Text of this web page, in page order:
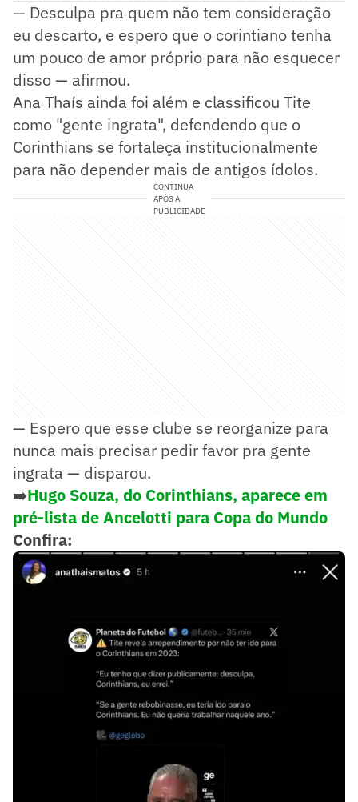
— Desculpa pra quem não tem consideração
eu descarto, e espero que o corintiano tenha
um pouco de amor próprio para não esquecer
disso — afirmou.
Ana Thaís ainda foi além e classificou Tite
como "gente ingrata", defendendo que o
Corinthians se fortaleça institucionalmente
para não depender mais de antigos ídolos.
CONTINUA
APÓS A
PUBLICIDADE
— Espero que esse clube se reorganize para
nunca mais precisar pedir favor pra gente
ingrata — disparou.
➡️Hugo Souza, do Corinthians, aparece em
pré-lista de Ancelotti para Copa do Mundo
Confira: